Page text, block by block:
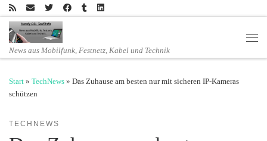
Zum Inhalt springen
News aus Mobilfunk, Festnetz, Kabel und Technik
Start » TechNews » Das Zuhause am besten nur mit sicheren IP-Kameras
schützen
TECHNEWS